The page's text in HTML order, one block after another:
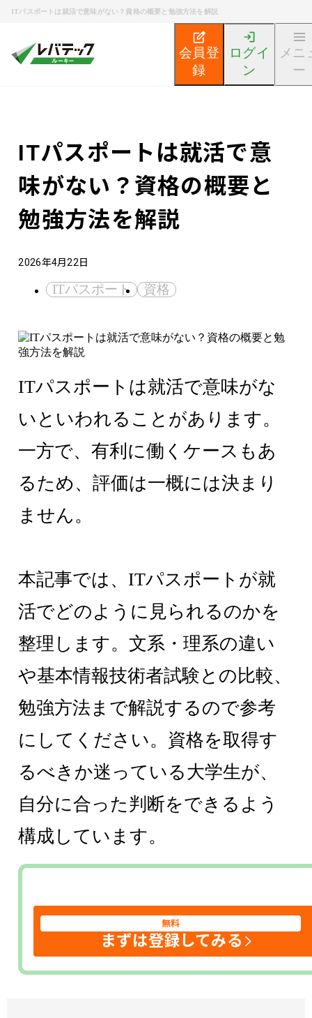
ITパスポートは就活で意味がない？資格の概要と勉強方法を解説
会員登
録
ログイ
ン
メニ
ー
エンジニア就活ノウハウ記事
ITパスポートは就活で意
味がない？資格の概要と
勉強方法を解説
2026年4月22日
ITパスポート 資格
ITパスポートは就活で意味がな
いといわれることがあります。
一方で、有利に働くケースもあ
るため、評価は一概には決まり
ません。
本記事では、ITパスポートが就
活でどのように見られるのかを
整理します。文系・理系の違い
や基本情報技術者試験との比較、
勉強方法まで解説するので参考
にしてください。資格を取得す
るべきか迷っている大学生が、
自分に合った判断をできるよう
構成しています。
無料
まずは登録してみる